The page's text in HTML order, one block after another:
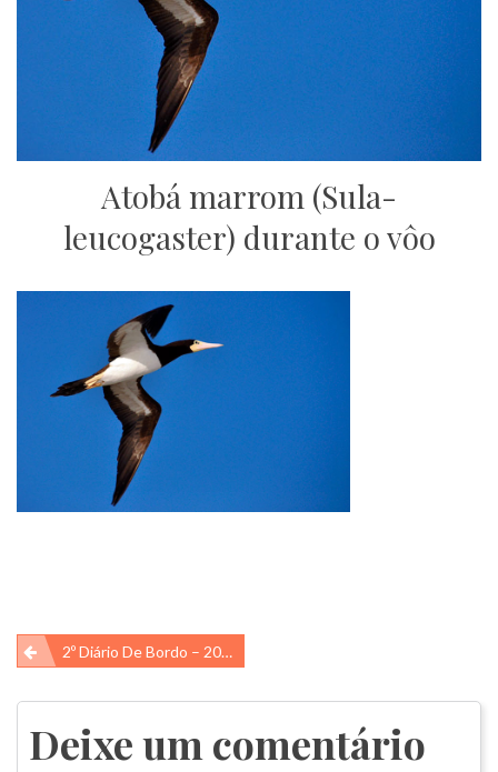
Atobá marrom (Sula-
leucogaster) durante o vôo
Navegação
de
Post
2º Diário De Bordo – 2016
Deixe um comentário